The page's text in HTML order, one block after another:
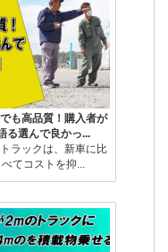
も高品質！購入者が
る選んで良かっ...
ラックは、新車に比
べてコストを抑...